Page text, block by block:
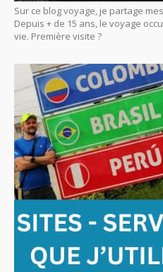
Sur ce blog voyage, je partage
Depuis + de 15 ans, le voyage
vie. Première visite ?